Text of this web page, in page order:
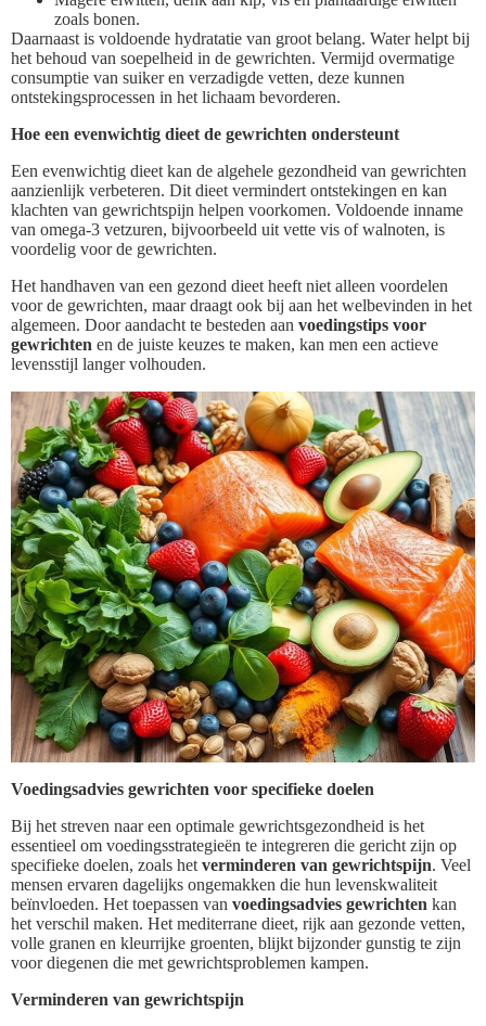
zoals bonen.
Daarnaast is voldoende hydratatie van groot belang. Water helpt bij
het behoud van soepelheid in de gewrichten. Vermijd overmatige
consumptie van suiker en verzadigde vetten, deze kunnen
ontstekingsprocessen in het lichaam bevorderen.
Hoe een evenwichtig dieet de gewrichten ondersteunt
Een evenwichtig dieet kan de algehele gezondheid van gewrichten
aanzienlijk verbeteren. Dit dieet vermindert ontstekingen en kan
klachten van gewrichtspijn helpen voorkomen. Voldoende inname
van omega-3 vetzuren, bijvoorbeeld uit vette vis of walnoten, is
voordelig voor de gewrichten.
Het handhaven van een gezond dieet heeft niet alleen voordelen
voor de gewrichten, maar draagt ook bij aan het welbevinden in het
algemeen. Door aandacht te besteden aan voedingstips voor
gewrichten en de juiste keuzes te maken, kan men een actieve
levensstijl langer volhouden.
Voedingsadvies gewrichten voor specifieke doelen
Bij het streven naar een optimale gewrichtsgezondheid is het
essentieel om voedingsstrategieën te integreren die gericht zijn op
specifieke doelen, zoals het verminderen van gewrichtspijn. Veel
mensen ervaren dagelijks ongemakken die hun levenskwaliteit
beïnvloeden. Het toepassen van voedingsadvies gewrichten kan
het verschil maken. Het mediterrane dieet, rijk aan gezonde vetten,
volle granen en kleurrijke groenten, blijkt bijzonder gunstig te zijn
voor diegenen die met gewrichtsproblemen kampen.
Verminderen van gewrichtspijn